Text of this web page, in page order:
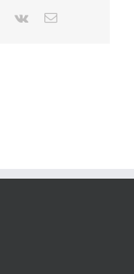
Pinterest
Vk
E-